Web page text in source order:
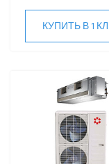
КУПИТЬ В 1